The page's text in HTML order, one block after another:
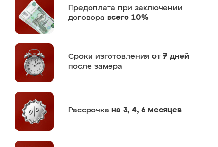
Предоплата при заключении
договора всего 10%
Сроки изготовления от 7 дней
после замера
Рассрочка на 3, 4, 6 месяцев